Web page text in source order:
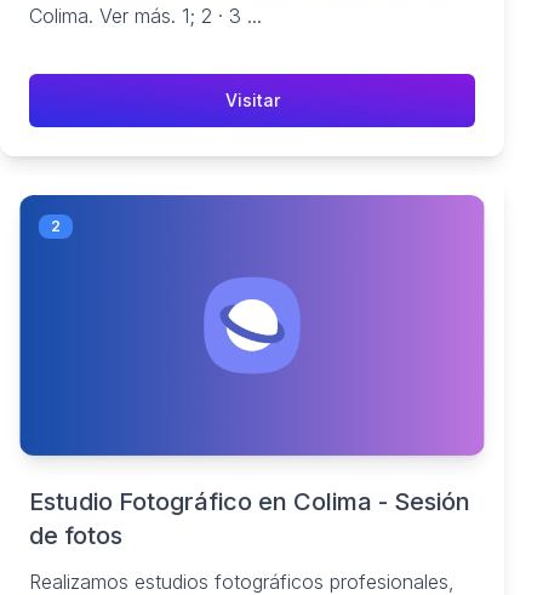
Colima. Ver más. 1; 2 · 3 ...
Visitar
2
Estudio Fotográfico en Colima - Sesión
de fotos
Realizamos estudios fotográficos profesionales,